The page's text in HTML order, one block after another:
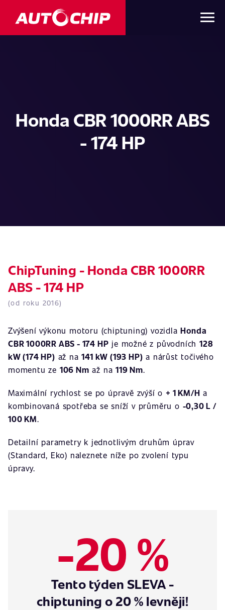
Honda CBR 1000RR ABS
- 174 HP
ChipTuning - Honda CBR 1000RR
ABS - 174 HP
(od roku 2016)
Zvýšení výkonu motoru (chiptuning) vozidlaHonda
CBR 1000RR ABS - 174 HP je možné z původních128
kW (174 HP) až na141 kW (193 HP) a nárůst točivého
momentu ze 106 Nm až na119 Nm.
Maximální rychlost se po úpravě zvýší o + 1 KM/H a
kombinovaná spotřeba se sníží v průměru o -0,30 L /
100 KM.
Detailní parametry k jednotlivým druhům úprav
(Standard, Eko) naleznete níže po zvolení typu
úpravy.
-20 %
Tento týden SLEVA -
chiptuning o 20 % levněji!